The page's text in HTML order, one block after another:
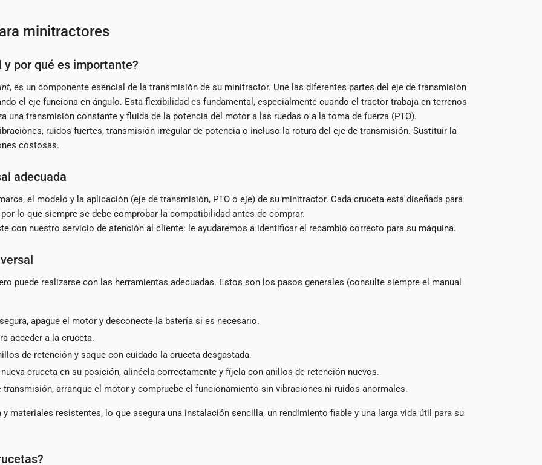
minitractores
por qué es importante?
, es un componente esencial de la transmisión de su minitractor. Une las diferentes partes del eje de transmisión
el eje funciona en ángulo. Esta flexibilidad es fundamental, especialmente cuando el tractor trabaja en terrenos
una transmisión constante y fluida de la potencia del motor a las ruedas o a la toma de fuerza (PTO).
ruidos fuertes, transmisión irregular de potencia o incluso la rotura del eje de transmisión. Sustituir la
costosas.
adecuada
el modelo y la aplicación (eje de transmisión, PTO o eje) de su minitractor. Cada cruceta está diseñada para
lo que siempre se debe comprobar la compatibilidad antes de comprar.
con nuestro servicio de atención al cliente: le ayudaremos a identificar el recambio correcto para su máquina.
puede realizarse con las herramientas adecuadas. Estos son los pasos generales (consulte siempre el manual
apague el motor y desconecte la batería si es necesario.
acceder a la cruceta.
de retención y saque con cuidado la cruceta desgastada.
cruceta en su posición, alinéela correctamente y fíjela con anillos de retención nuevos.
arranque el motor y compruebe el funcionamiento sin vibraciones ni ruidos anormales.
materiales resistentes, lo que asegura una instalación sencilla, un rendimiento fiable y una larga vida útil para su